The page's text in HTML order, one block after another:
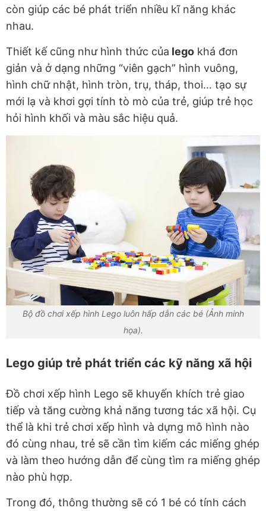
còn giúp các bé phát triển nhiều kĩ năng khác
nhau.
Thiết kế cũng như hình thức của lego khá đơn
giản và ở dạng những “viên gạch” hình vuông,
hình chữ nhật, hình tròn, trụ, tháp, thoi… tạo sự
mới lạ và khơi gợi tính tò mò của trẻ, giúp trẻ học
hỏi hình khối và màu sắc hiệu quả.
Bộ đồ chơi xếp hình Lego luôn hấp dẫn các bé (Ảnh minh
họa).
Lego giúp trẻ phát triển các kỹ năng xã hội
Đồ chơi xếp hình Lego sẽ khuyến khích trẻ giao
tiếp và tăng cường khả năng tương tác xã hội. Cụ
thể là khi trẻ chơi xếp hình và dựng mô hình nào
đó cùng nhau, trẻ sẽ cần tìm kiếm các miếng ghép
và làm theo hướng dẫn để cùng tìm ra miếng ghép
nào phù hợp.
Trong đó, thông thường sẽ có 1 bé có tính cách